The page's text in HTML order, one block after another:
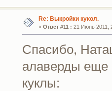
Re: Выкройки кукол.
« Ответ #11 : 21 Июнь 2011,
Спасибо,
алаверды еще
куклы: